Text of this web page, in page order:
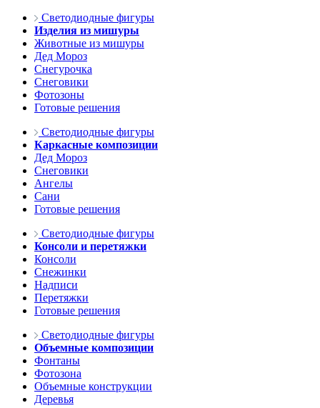
Светодиодные фигуры
Изделия из мишуры
Животные из мишуры
Дед Мороз
Снегурочка
Снеговики
Фотозоны
Готовые решения
Светодиодные фигуры
Каркасные композиции
Дед Мороз
Снеговики
Ангелы
Сани
Готовые решения
Светодиодные фигуры
Консоли и перетяжки
Консоли
Снежинки
Надписи
Перетяжки
Готовые решения
Светодиодные фигуры
Объемные композиции
Фонтаны
Фотозона
Объемные конструкции
Деревья